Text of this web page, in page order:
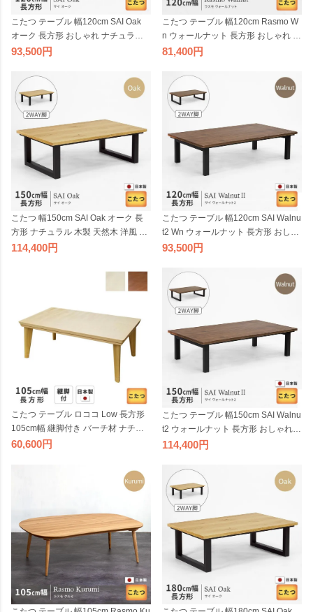
こたつ テーブル 幅120cm SAI Oak
オーク 長方形 おしゃれ ナチュラル
木製 天然木 洋風 日美 国産 日本製
93,500
こたつ テーブル 幅120cm Rasmo W
n ウォールナット 長方形 おしゃれ ブ
ラウン 木製 天然木 洋風 日美 国産 日
81,400
こたつ 幅150cm SAI Oak オーク 長
方形 ナチュラル 木製 天然木 洋風 お
しゃれ 日美 国産 日本製
114,400
こたつ テーブル 幅120cm SAI Walnu
t2 Wn ウォールナット 長方形 おしゃ
れ 木製 天然木 ブラウン 洋風 日美 国
93,500
こたつ テーブル ロココ Low 長方形
105cm幅 継脚付き バーチ材 ナチュ
ラル ブラウン リビングテーブル シ
60,600
こたつ テーブル 幅150cm SAI Walnu
t2 ウォールナット 長方形 おしゃれ
木製 ブラウン天然木 洋風 日美 国産
114,400